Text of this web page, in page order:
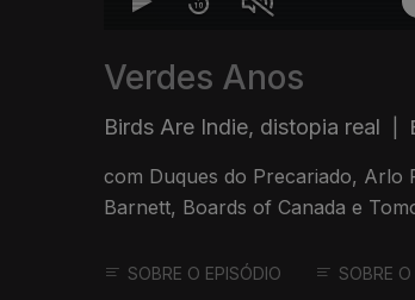
Verdes Anos
Birds Are Indie, distopia real
com Duques do Precariado, Arlo
Barnett, Boards of Canada e
SOBRE O EPISÓDIO SOBRE